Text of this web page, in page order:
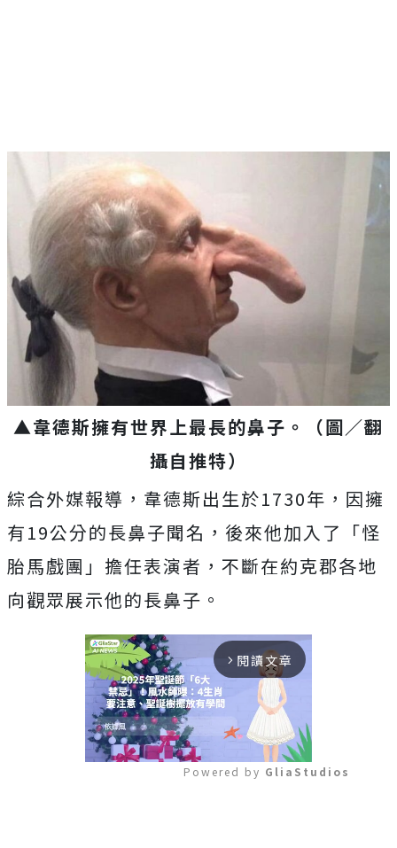
▲韋德斯擁有世界上最長的鼻子。（圖／翻
攝自推特）
綜合外媒報導，韋德斯出生於1730年，因擁
有19公分的長鼻子聞名，後來他加入了「怪
胎馬戲團」擔任表演者，不斷在約克郡各地
向觀眾展示他的長鼻子。
arrow_forward_ios 閱讀文章
Powered by GliaStudios